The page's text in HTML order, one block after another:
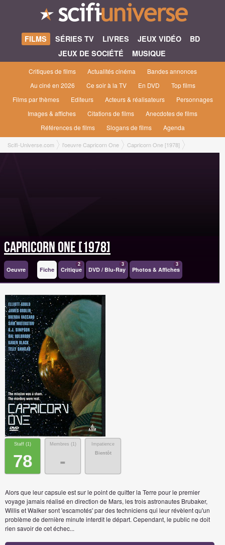
FILMS SÉRIES TV LIVRES JEUX VIDÉO
BD
JEUX DE SOCIÉTÉ
MUSIQUE
Critiques de films Actualités cinéma
Bandes annonces
Au ciné en 2026
Ce soir à la TV En DVD
Top films
Films par thèmes
Editeurs Acteurs & réalisateurs
Personnages
Images & affiches
Citations de films
Anecdotes de films
Références de films
Slogans de films Agenda
Scifi-Universe.com l'oeuvre Capricorn One Capricorn One [1978]
Capricorn One [1978]
Oeuvre Fiche Critique
2
DVD / Blu-Ray
3
Photos & Affiches
3
Staff (1)
78
Membres (1)
-
Impatience
Bientôt
Alors que leur capsule est sur le point de quitter la Terre pour le premier
voyage jamais réalisé en direction de Mars, les trois astronautes Brubaker,
Willis et Walker sont 'escamotés' par des techniciens qui leur révèlent qu'un
problème de dernière minute interdit le départ. Cependant, le public ne doit
rien savoir de cet échec...